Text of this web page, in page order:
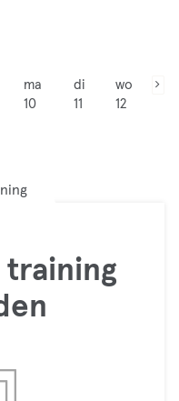
ma
10
di
11
wo
12
training